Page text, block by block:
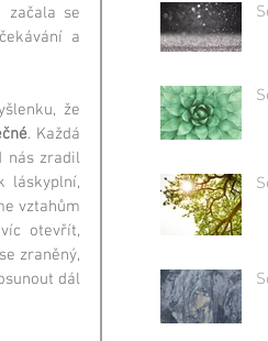
začala se
a
. Každá
nás zradil
láskyplní,
vztahům
otevřít,
zraněný,
dál